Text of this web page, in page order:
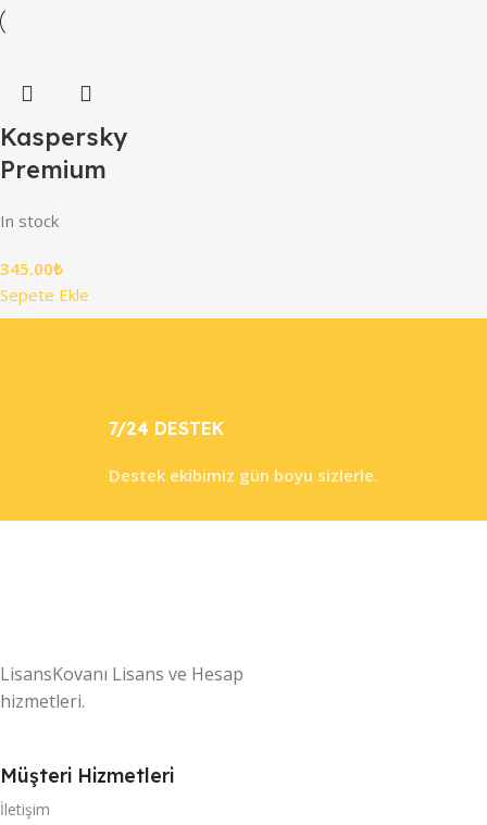
Kaspersky
Premium
In stock
345.00₺
Sepete Ekle
7/24 DESTEK
Destek ekibimiz gün boyu sizlerle.
LisansKovanı Lisans ve Hesap
hizmetleri.
Müşteri Hizmetleri
İletişim